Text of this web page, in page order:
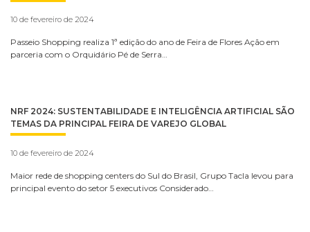
10 de fevereiro de 2024
Passeio Shopping realiza 1ª edição do ano de Feira de Flores Ação em
parceria com o Orquidário Pé de Serra…
NRF 2024: SUSTENTABILIDADE E INTELIGÊNCIA ARTIFICIAL SÃO
TEMAS DA PRINCIPAL FEIRA DE VAREJO GLOBAL
10 de fevereiro de 2024
Maior rede de shopping centers do Sul do Brasil, Grupo Tacla levou para
principal evento do setor 5 executivos Considerado…